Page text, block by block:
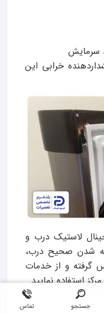
جستجو تماس
سرمایش
خرابی این
لاستیک درب و
شدن صحیح درب،
گرفته و از خدمات
استفاده نمایید.